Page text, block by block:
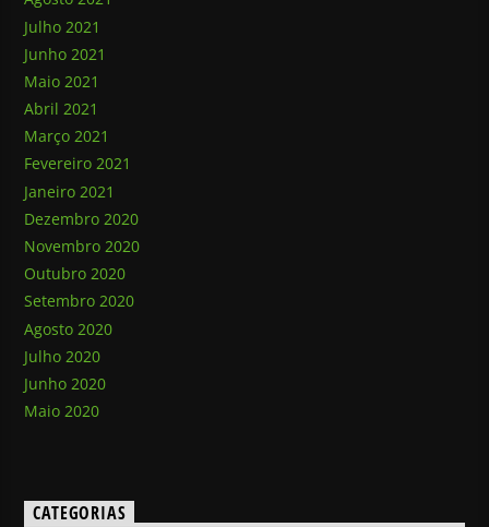
Julho 2021
Junho 2021
Maio 2021
Abril 2021
Março 2021
Fevereiro 2021
Janeiro 2021
Dezembro 2020
Novembro 2020
Outubro 2020
Setembro 2020
Agosto 2020
Julho 2020
Junho 2020
Maio 2020
CATEGORIAS